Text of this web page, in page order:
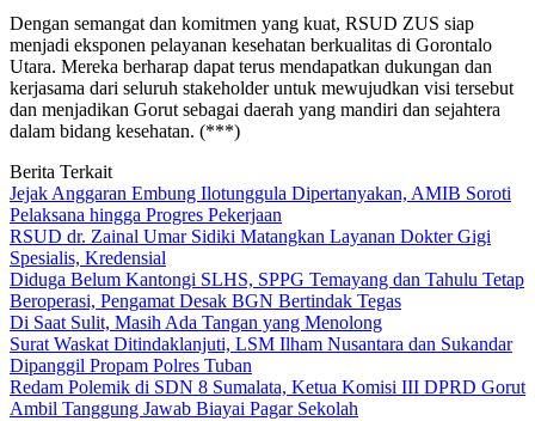
Dengan semangat dan komitmen yang kuat, RSUD ZUS siap
menjadi eksponen pelayanan kesehatan berkualitas di Gorontalo
Utara. Mereka berharap dapat terus mendapatkan dukungan dan
kerjasama dari seluruh stakeholder untuk mewujudkan visi tersebut
dan menjadikan Gorut sebagai daerah yang mandiri dan sejahtera
dalam bidang kesehatan. (***)
Berita Terkait
Jejak Anggaran Embung Ilotunggula Dipertanyakan, AMIB Soroti
Pelaksana hingga Progres Pekerjaan
RSUD dr. Zainal Umar Sidiki Matangkan Layanan Dokter Gigi
Spesialis, Kredensial
Diduga Belum Kantongi SLHS, SPPG Temayang dan Tahulu Tetap
Beroperasi, Pengamat Desak BGN Bertindak Tegas
Di Saat Sulit, Masih Ada Tangan yang Menolong
Surat Waskat Ditindaklanjuti, LSM Ilham Nusantara dan Sukandar
Dipanggil Propam Polres Tuban
Redam Polemik di SDN 8 Sumalata, Ketua Komisi III DPRD Gorut
Ambil Tanggung Jawab Biayai Pagar Sekolah